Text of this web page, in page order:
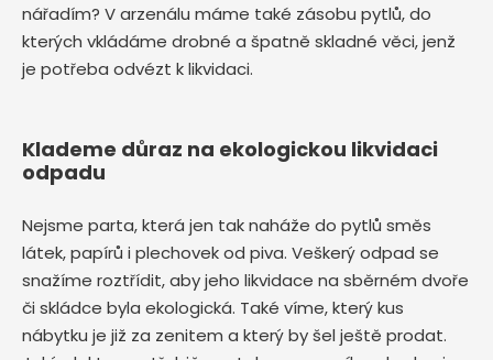
nářadím? V arzenálu máme také zásobu pytlů, do
kterých vkládáme drobné a špatně skladné věci, jenž
je potřeba odvézt k likvidaci.
Klademe důraz na ekologickou likvidaci
odpadu
Nejsme parta, která jen tak naháže do pytlů směs
látek, papírů i plechovek od piva. Veškerý odpad se
snažíme roztřídit, aby jeho likvidace na sběrném dvoře
či skládce byla ekologická. Také víme, který kus
nábytku je již za zenitem a který by šel ještě prodat.